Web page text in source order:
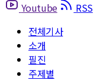
Youtube
RSS
전체기사
소개
필진
주제별